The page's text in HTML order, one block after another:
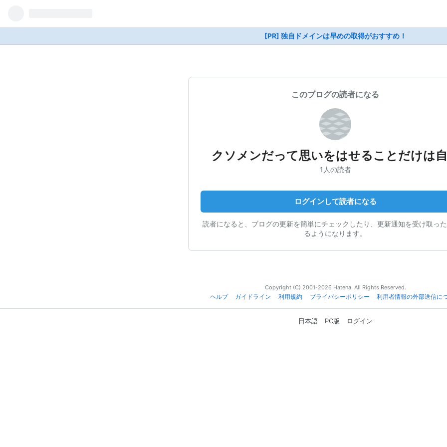
[PR] 独自ドメインは早めの取得がおすすめ！
このブログの読者になる
クソメンだって思いをはせることだけは
1人の読者
ログインして読者になる
読者になると、ブログの更新を簡単にチェックしたり、更新通知を受け取っ
るようになります。
Copyright (C) 2001-2026 Hatena. All Rights Reserved.
ヘルプ
ガイドライン 利用規約 プライバシーポリシー 利用者情報の外部送信に
日本語 PC版 ログイン